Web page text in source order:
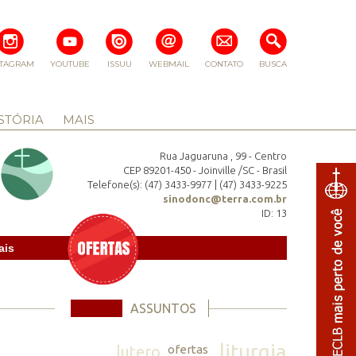
BUSCA
CONTATO
WEBMAIL
ISSUU
YOUTUBE
MAIS
Rua Jaguaruna , 99 - Centro
CEP 89201-450 - Joinville /SC - Brasil
Telefone(s): (47) 3433-9977 | (47) 3433-9225
sinodonc@terra.com.br
ID: 13
ASSUNTOS
lutero ofertas